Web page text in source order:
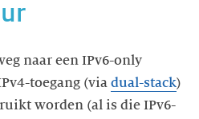
naar een IPv6-only
toegang (via dual-stack)
worden (al is die IPv6-